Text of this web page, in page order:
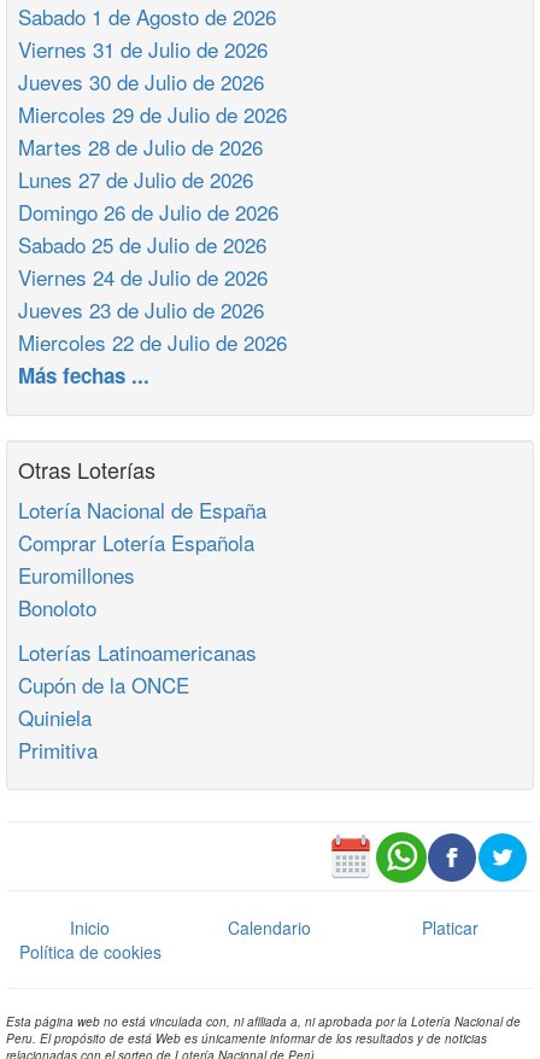
Sabado 1 de Agosto de 2026
Viernes 31 de Julio de 2026
Jueves 30 de Julio de 2026
Miercoles 29 de Julio de 2026
Martes 28 de Julio de 2026
Lunes 27 de Julio de 2026
Domingo 26 de Julio de 2026
Sabado 25 de Julio de 2026
Viernes 24 de Julio de 2026
Jueves 23 de Julio de 2026
Miercoles 22 de Julio de 2026
Más fechas ...
Otras Loterías
Lotería Nacional de España
Comprar Lotería Española
Euromillones
Bonoloto
Loterías Latinoamericanas
Cupón de la ONCE
Quiniela
Primitiva
Inicio Calendario
Platicar
Política de cookies
Esta página web no está vinculada con, ni afiliada a, ni aprobada por la Lotería Nacional de
Peru. El propósito de está Web es únicamente informar de los resultados y de noticias
relacionadas con el sorteo de Lotería Nacional de Perú.